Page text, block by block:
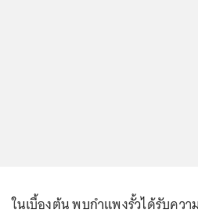
ในเบื้องต้น พบกำแพงรั้วได้รับคว